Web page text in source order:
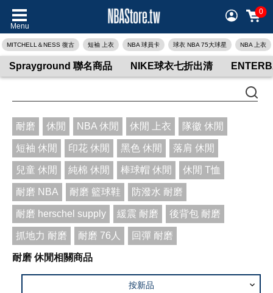
Menu
0
MITCHELL＆NESS 復古 短袖 上衣 NBA 球員卡 球衣 NBA 75大球星 NBA 上衣
Sprayground 聯名商品 NIKE球衣七折出清
耐磨 休閒 NBA 休閒 休閒 上衣 隊徽 休閒
短袖 休閒 印花 休閒 黑色 休閒 落肩 休閒
兒童 休閒 純棉 休閒 棒球帽 休閒 休閒 T恤
耐磨 NBA 耐磨 籃球鞋 防潑水 耐磨
耐磨 herschel supply 緩震 耐磨 後背包 耐磨
抓地力 耐磨 耐磨 76人 回彈 耐磨
耐磨 休閒相關商品
按新品